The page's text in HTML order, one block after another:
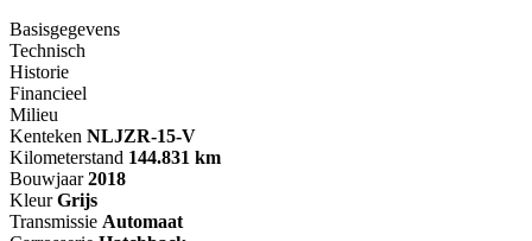
Basisgegevens
Technisch
Historie
Financieel
Milieu
Kenteken NLJZR-15-V
Kilometerstand 144.831 km
Bouwjaar 2018
Kleur Grijs
Transmissie Automaat